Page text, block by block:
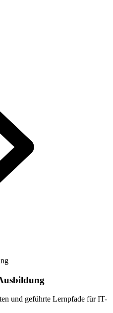
und geführte Lernpfade für IT-